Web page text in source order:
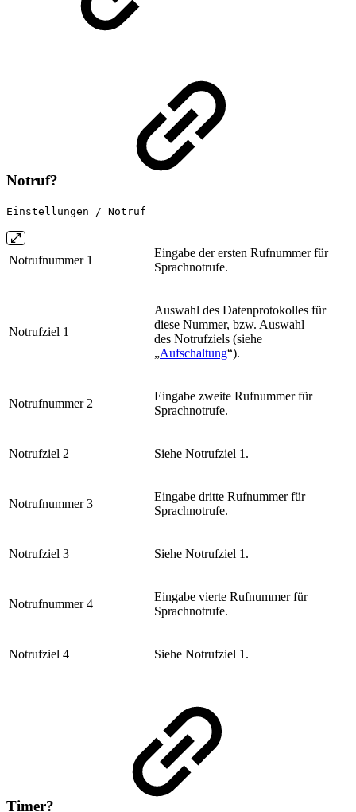
Notruf?
Einstellungen / Notruf
Notrufnummer 1
Eingabe der ersten Rufnummer für
Sprachnotrufe.
Notrufziel 1
Auswahl des Datenprotokolles für
diese Nummer, bzw. Auswahl
des Notrufziels (siehe
„Aufschaltung“).
Notrufnummer 2
Eingabe zweite Rufnummer für
Sprachnotrufe.
Notrufziel 2 Siehe Notrufziel 1.
Notrufnummer 3
Eingabe dritte Rufnummer für
Sprachnotrufe.
Notrufziel 3 Siehe Notrufziel 1.
Notrufnummer 4
Eingabe vierte Rufnummer für
Sprachnotrufe.
Notrufziel 4 Siehe Notrufziel 1.
Timer?